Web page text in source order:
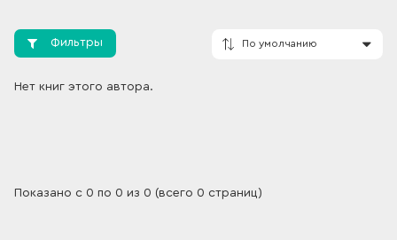
Фильтры
Нет книг этого автора.
Показано с 0 по 0 из 0 (всего 0 страниц)